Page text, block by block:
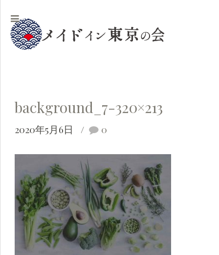
background_7-320×213
2020年5月6日 0